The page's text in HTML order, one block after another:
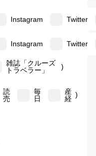
Instagram Twitter
Instagram Twitter
雑誌「クルーズ
トラベラー」
)
読
売
毎
日
産
経 )